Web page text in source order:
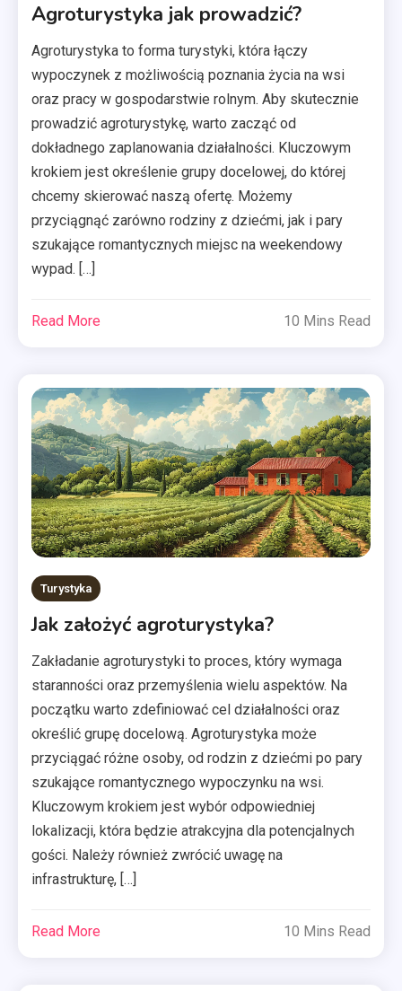
Agroturystyka jak prowadzić?
Agroturystyka to forma turystyki, która łączy
wypoczynek z możliwością poznania życia na wsi
oraz pracy w gospodarstwie rolnym. Aby skutecznie
prowadzić agroturystykę, warto zacząć od
dokładnego zaplanowania działalności. Kluczowym
krokiem jest określenie grupy docelowej, do której
chcemy skierować naszą ofertę. Możemy
przyciągnąć zarówno rodziny z dziećmi, jak i pary
szukające romantycznych miejsc na weekendowy
wypad. […]
Read More 10 Mins Read
Turystyka
Jak założyć agroturystyka?
Zakładanie agroturystyki to proces, który wymaga
staranności oraz przemyślenia wielu aspektów. Na
początku warto zdefiniować cel działalności oraz
określić grupę docelową. Agroturystyka może
przyciągać różne osoby, od rodzin z dziećmi po pary
szukające romantycznego wypoczynku na wsi.
Kluczowym krokiem jest wybór odpowiedniej
lokalizacji, która będzie atrakcyjna dla potencjalnych
gości. Należy również zwrócić uwagę na
infrastrukturę, […]
Read More 10 Mins Read